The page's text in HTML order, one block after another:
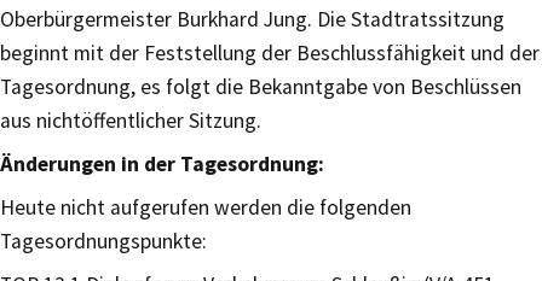
Oberbürgermeister Burkhard Jung. Die Stadtratssitzung
beginnt mit der Feststellung der Beschlussfähigkeit und der
Tagesordnung, es folgt die Bekanntgabe von Beschlüssen
aus nichtöffentlicher Sitzung.
Änderungen in der Tagesordnung:
Heute nicht aufgerufen werden die folgenden
Tagesordnungspunkte: